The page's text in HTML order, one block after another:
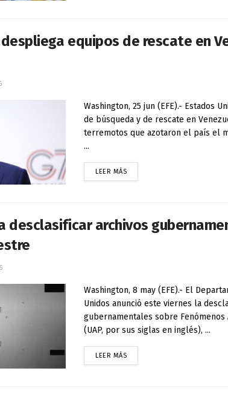
equipos de rescate en
Washington, 25 jun (EFE).- Estados
de búsqueda y de rescate en
terremotos que azotaron el país el
...
LEER MÁS
desclasificar archivos
Washington, 8 may (EFE).- El
Unidos anunció este viernes la
gubernamentales sobre Fenómenos
(UAP, por sus siglas en inglés), ...
LEER MÁS